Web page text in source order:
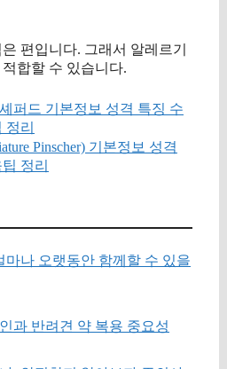
편입니다. 그래서 알레르기
합할 수 있습니다.
퍼드 기본정보 성격 특징 수
정리
Pinscher) 기본정보 성격
정리
마나 오랫동안 함께할 수 있을
과 반려견 약 복용 중요성